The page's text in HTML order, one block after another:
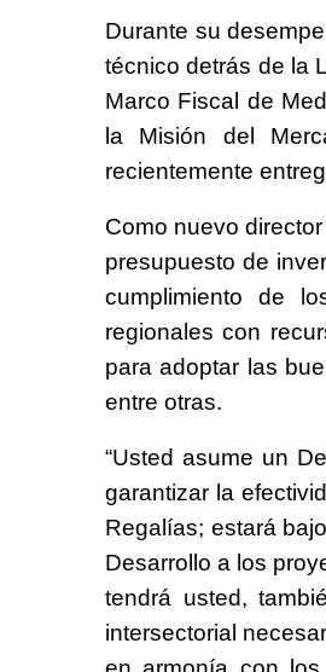
Durante su
técnico detrás de la
Marco Fiscal de
la Misión del
recientemente
Como nuevo
presupuesto de
cumplimiento de
regionales con
para adoptar las
entre otras.
“Usted asume un
garantizar la
Regalías; estará
Desarrollo a los
tendrá usted,
intersectorial